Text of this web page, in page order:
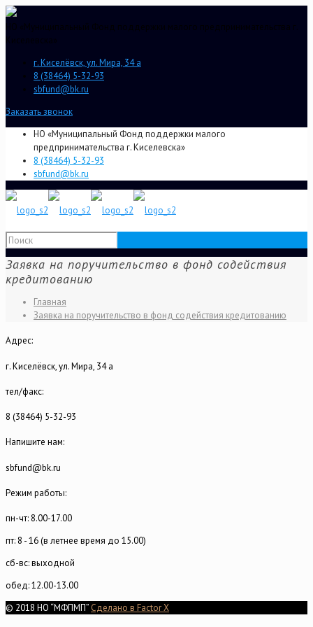
НО «Муниципальный Фонд поддержки малого предпринимательства г.
Киселевска»
г. Киселёвск, ул. Мира, 34 а
8 (38464) 5-32-93
sbfund@bk.ru
Заказать звонок
НО «Муниципальный Фонд поддержки малого
предпринимательства г. Киселевска»
8 (38464) 5-32-93
sbfund@bk.ru
Заявка на поручительство в фонд содействия
кредитованию
Главная
Заявка на поручительство в фонд содействия кредитованию
Адрес:
г. Киселёвск, ул. Мира, 34 а
тел/факс:
8 (38464) 5-32-93
Напишите нам:
sbfund@bk.ru
Режим работы:
пн-чт: 8.00-17.00
пт: 8 - 16 (в летнее время до 15.00)
сб-вс: выходной
обед: 12.00-13.00
© 2018 НО “МФПМП” Сделано в Factor X